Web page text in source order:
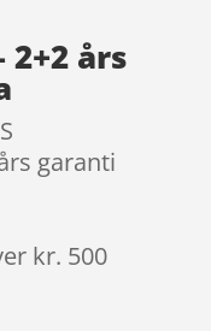
års
garanti
kr. 500